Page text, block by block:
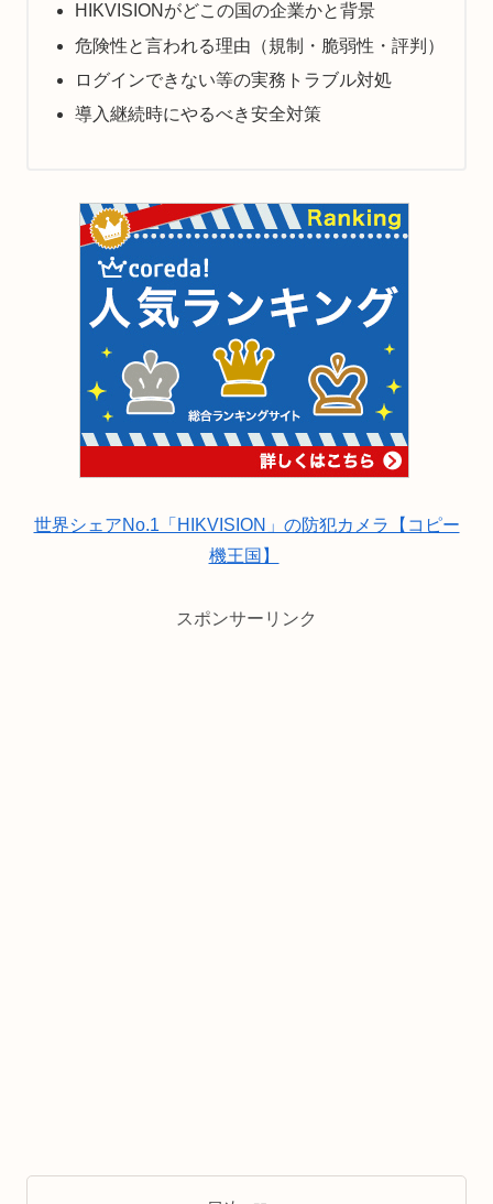
HIKVISIONがどこの国の企業かと背景
危険性と言われる理由（規制・脆弱性・評判）
ログインできない等の実務トラブル対処
導入継続時にやるべき安全対策
世界シェアNo.1「HIKVISION」の防犯カメラ【コピー
機王国】
スポンサーリンク